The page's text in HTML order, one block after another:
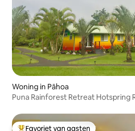
Woning in Pāhoa
Puna Rainforest Retreat Hotspring
Favoriet van gasten